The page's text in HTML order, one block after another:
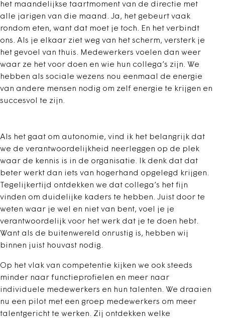
het maandelijkse taartmoment van de directie met
alle jarigen van die maand. Ja, het gebeurt vaak
rondom eten, want dat moet je toch. En het verbindt
ons. Als je elkaar ziet weg van het scherm, versterk je
het gevoel van thuis. Medewerkers voelen dan weer
waar ze het voor doen en wie hun collega’s zijn. We
hebben als sociale wezens nou eenmaal de energie
van andere mensen nodig om zelf energie te krijgen en
succesvol te zijn.
Als het gaat om autonomie, vind ik het belangrijk dat
we de verantwoordelijkheid neerleggen op de plek
waar de kennis is in de organisatie. Ik denk dat dat
beter werkt dan iets van hogerhand opgelegd krijgen.
Tegelijkertijd ontdekken we dat collega’s het fijn
vinden om duidelijke kaders te hebben. Juist door te
weten waar je wel en niet van bent, voel je je
verantwoordelijk voor het werk dat je te doen hebt.
Want als de buitenwereld onrustig is, hebben wij
binnen juist houvast nodig.
Op het vlak van competentie kijken we ook steeds
minder naar functieprofielen en meer naar
individuele medewerkers en hun talenten. We draaien
nu een pilot met een groep medewerkers om meer
talentgericht te werken. Zij ontdekken welke